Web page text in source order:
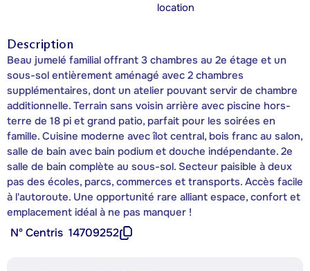
location
Description
Beau jumelé familial offrant 3 chambres au 2e étage et un
sous-sol entièrement aménagé avec 2 chambres
supplémentaires, dont un atelier pouvant servir de chambre
additionnelle. Terrain sans voisin arrière avec piscine hors-
terre de 18 pi et grand patio, parfait pour les soirées en
famille. Cuisine moderne avec îlot central, bois franc au salon,
salle de bain avec bain podium et douche indépendante. 2e
salle de bain complète au sous-sol. Secteur paisible à deux
pas des écoles, parcs, commerces et transports. Accès facile
à l'autoroute. Une opportunité rare alliant espace, confort et
emplacement idéal à ne pas manquer !
Nº Centris 14709252